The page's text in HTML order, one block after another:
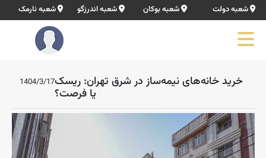
شعبه دولت شعبه بوکان شعبه اندرزگو شعبه نارمک
خرید خانه‌های نیمه‌ساز در شرق تهران: ریسک
یا فرصت؟
1404/3/17